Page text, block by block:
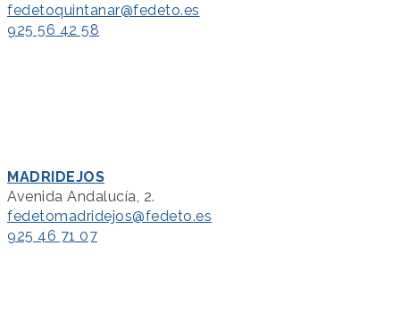
fedetoquintanar@fedeto.es
925 56 42 58
MADRIDEJOS
Avenida Andalucía, 2.
fedetomadridejos@fedeto.es
925 46 71 07